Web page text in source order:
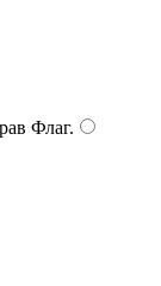
Флаг.